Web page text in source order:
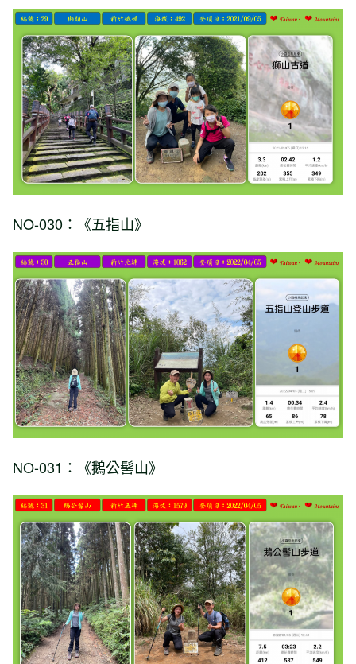
NO-030：《五指山》
NO-031：《鵝公髻山》